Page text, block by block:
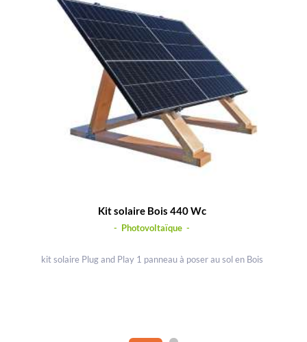
Kit solaire Bois 440 Wc
- Photovoltaïque -
kit solaire Plug and Play 1 panneau à poser au sol en Bois